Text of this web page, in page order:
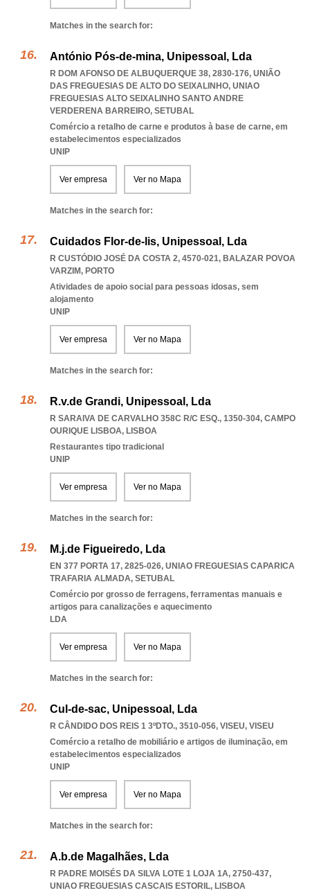
Matches in the search for:
António Pós-de-mina, Unipessoal, Lda
R DOM AFONSO DE ALBUQUERQUE 38, 2830-176, UNIÃO
DAS FREGUESIAS DE ALTO DO SEIXALINHO, UNIAO
FREGUESIAS ALTO SEIXALINHO SANTO ANDRE
VERDERENA BARREIRO, SETUBAL
Comércio a retalho de carne e produtos à base de carne, em
estabelecimentos especializados
UNIP
Ver empresa Ver no Mapa
Matches in the search for:
Cuidados Flor-de-lis, Unipessoal, Lda
R CUSTÓDIO JOSÉ DA COSTA 2, 4570-021, BALAZAR POVOA
VARZIM, PORTO
Atividades de apoio social para pessoas idosas, sem
alojamento
UNIP
Ver empresa Ver no Mapa
Matches in the search for:
R.v.de Grandi, Unipessoal, Lda
R SARAIVA DE CARVALHO 358C R/C ESQ., 1350-304, CAMPO
OURIQUE LISBOA, LISBOA
Restaurantes tipo tradicional
UNIP
Ver empresa Ver no Mapa
Matches in the search for:
M.j.de Figueiredo, Lda
EN 377 PORTA 17, 2825-026, UNIAO FREGUESIAS CAPARICA
TRAFARIA ALMADA, SETUBAL
Comércio por grosso de ferragens, ferramentas manuais e
artigos para canalizações e aquecimento
LDA
Ver empresa Ver no Mapa
Matches in the search for:
Cul-de-sac, Unipessoal, Lda
R CÂNDIDO DOS REIS 1 3ºDTO., 3510-056, VISEU, VISEU
Comércio a retalho de mobiliário e artigos de iluminação, em
estabelecimentos especializados
UNIP
Ver empresa Ver no Mapa
Matches in the search for:
A.b.de Magalhães, Lda
R PADRE MOISÉS DA SILVA LOTE 1 LOJA 1A, 2750-437,
UNIAO FREGUESIAS CASCAIS ESTORIL, LISBOA